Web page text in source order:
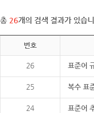
총 26개의 검색 결과가 있습
번호
26 표준어
25 복수 표
24 표준어